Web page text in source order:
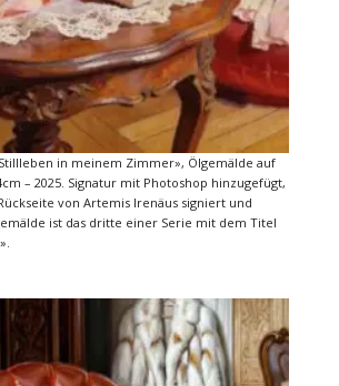
in meinem Zimmer», Ölgemälde auf
– 2025. Signatur mit Photoshop hinzugefügt,
von Artemis Irenäus signiert und
ist das dritte einer Serie mit dem Titel